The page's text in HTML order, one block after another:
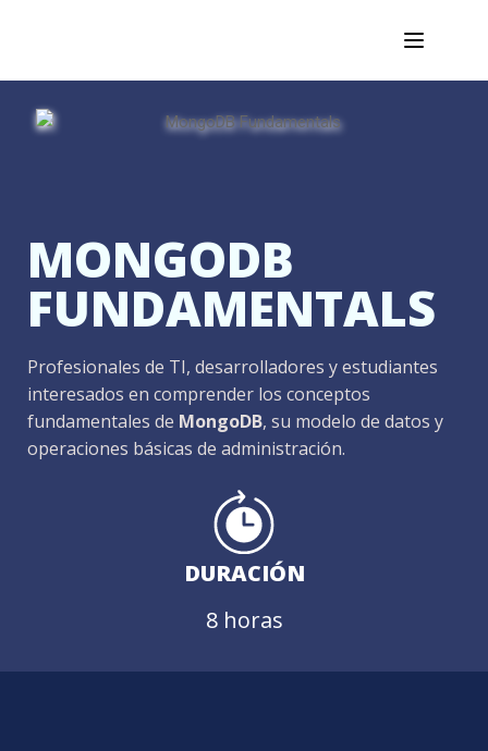
MONGODB
FUNDAMENTALS
Profesionales de TI, desarrolladores y estudiantes
interesados en comprender los conceptos
fundamentales de MongoDB, su modelo de datos y
operaciones básicas de administración.
DURACIÓN
8 horas